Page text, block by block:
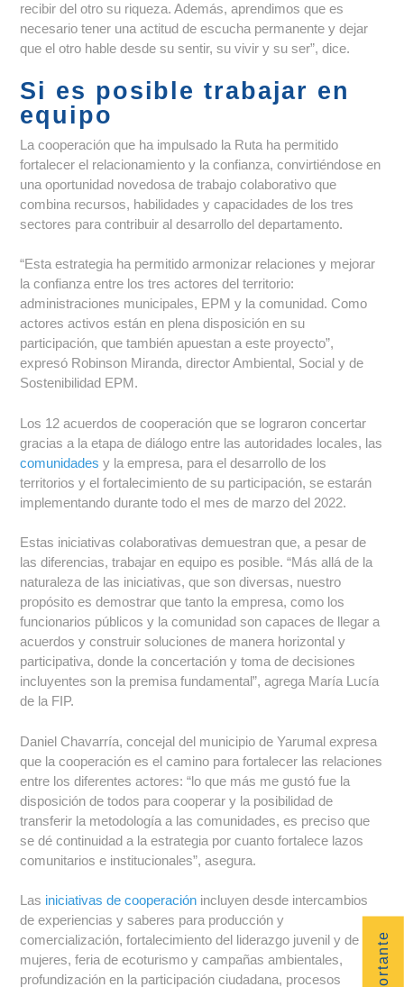
recibir del otro su riqueza. Además, aprendimos que es
necesario tener una actitud de escucha permanente y dejar
que el otro hable desde su sentir, su vivir y su ser”, dice.
Si es posible trabajar en
equipo
La cooperación que ha impulsado la Ruta ha permitido
fortalecer el relacionamiento y la confianza, convirtiéndose en
una oportunidad novedosa de trabajo colaborativo que
combina recursos, habilidades y capacidades de los tres
sectores para contribuir al desarrollo del departamento.
“Esta estrategia ha permitido armonizar relaciones y mejorar
la confianza entre los tres actores del territorio:
administraciones municipales, EPM y la comunidad. Como
actores activos están en plena disposición en su
participación, que también apuestan a este proyecto”,
expresó Robinson Miranda, director Ambiental, Social y de
Sostenibilidad EPM.
Los 12 acuerdos de cooperación que se lograron concertar
gracias a la etapa de diálogo entre las autoridades locales, las
comunidadesy la empresa, para el desarrollo de los
territorios y el fortalecimiento de su participación, se estarán
implementando durante todo el mes de marzo del 2022.
Estas iniciativas colaborativas demuestran que, a pesar de
las diferencias, trabajar en equipo es posible. “Más allá de la
naturaleza de las iniciativas, que son diversas, nuestro
propósito es demostrar que tanto la empresa, como los
funcionarios públicos y la comunidad son capaces de llegar a
acuerdos y construir soluciones de manera horizontal y
participativa, donde la concertación y toma de decisiones
incluyentes son la premisa fundamental”, agrega María Lucía
de la FIP.
Daniel Chavarría, concejal del municipio de Yarumal expresa
que la cooperación es el camino para fortalecer las relaciones
entre los diferentes actores: “lo que más me gustó fue la
disposición de todos para cooperar y la posibilidad de
transferir la metodología a las comunidades, es preciso que
se dé continuidad a la estrategia por cuanto fortalece lazos
comunitarios e institucionales”, asegura.
Las iniciativas de cooperación incluyen desde intercambios
de experiencias y saberes para producción y
comercialización, fortalecimiento del liderazgo juvenil y de las
mujeres, feria de ecoturismo y campañas ambientales,
profundización en la participación ciudadana, procesos